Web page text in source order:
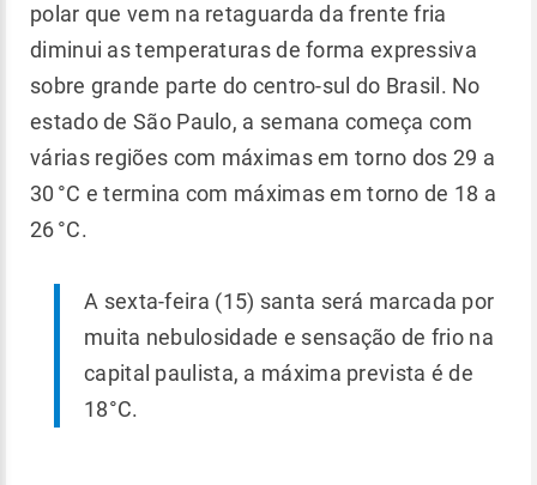
polar que vem na retaguarda da frente fria
diminui as temperaturas de forma expressiva
sobre grande parte do centro-sul do Brasil. No
estado de São Paulo, a semana começa com
várias regiões com máximas em torno dos 29 a
30 °C e termina com máximas em torno de 18 a
26 °C.
A sexta-feira (15) santa será marcada por
muita nebulosidade e sensação de frio na
capital paulista, a máxima prevista é de
18°C.